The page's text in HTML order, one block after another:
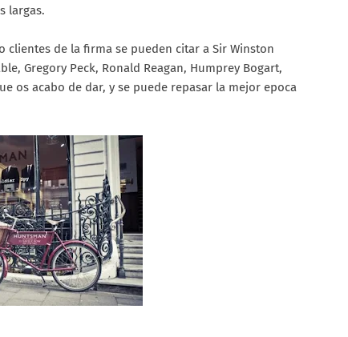
largas.
de la firma se pueden citar a Sir Winston
Gregory Peck, Ronald Reagan, Humprey Bogart,
os acabo de dar, y se puede repasar la mejor epoca